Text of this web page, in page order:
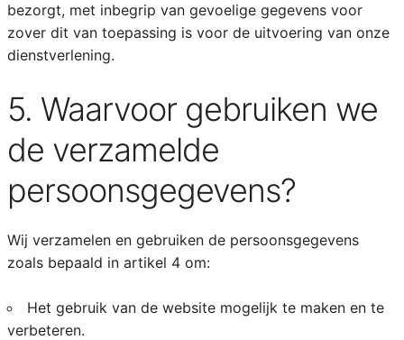
bezorgt, met inbegrip van gevoelige gegevens voor
zover dit van toepassing is voor de uitvoering van onze
dienstverlening.
5. Waarvoor gebruiken we
de verzamelde
persoonsgegevens?
Wij verzamelen en gebruiken de persoonsgegevens
zoals bepaald in artikel 4 om:
Het gebruik van de website mogelijk te maken en te
verbeteren.